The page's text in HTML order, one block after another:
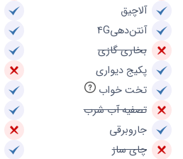
آلاچیق
آنتن‌دهی4G
بخاری گازی
پکیج دیواری
تخت خواب
تصفیه آب شرب
جاروبرقی
چای ساز